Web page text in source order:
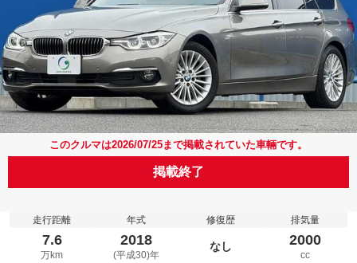
このクルマは2026/07/25まで掲載されていた車輛です。
掲載終了
走行距離
7.6
万km
年式
2018
(平成30)年
修復歴
なし
排気量
2000
cc